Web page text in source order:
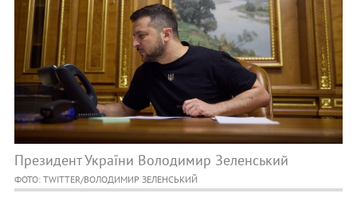
Президент України Володимир Зеленський
ФОТО: TWITTER/ВОЛОДИМИР ЗЕЛЕНСЬКИЙ